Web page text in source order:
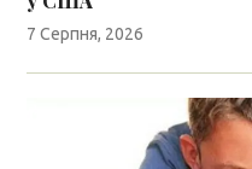
7 Серпня, 2026